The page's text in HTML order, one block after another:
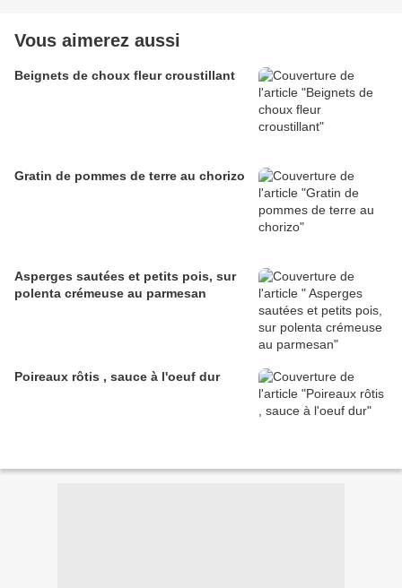
Vous aimerez aussi
Beignets de choux fleur croustillant
Gratin de pommes de terre au chorizo
Asperges sautées et petits pois, sur
polenta crémeuse au parmesan
Poireaux rôtis , sauce à l'oeuf dur